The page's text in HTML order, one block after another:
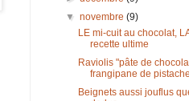
▼novembre(9)
LE mi-cuit au chocolat,
recette ultime
Raviolis "pâte de
frangipane de
Beignets aussi jouflus